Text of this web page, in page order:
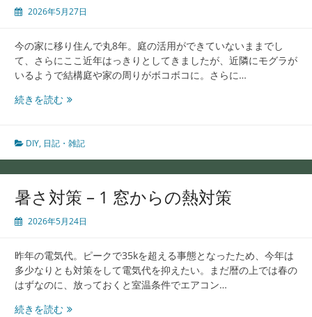
が・・・
2026年5月27日
今の家に移り住んで丸8年。庭の活用ができていないままでし
て、さらにここ近年はっきりとしてきましたが、近隣にモグラが
いるようで結構庭や家の周りがボコボコに。さらに…
続きを読む庭
業
小
屋
（ス
ペ
ー
作
り
た
い、
DIY, 日記・雑記
暑さ対策 – 1 窓からの熱対策
2026年5月24日
昨年の電気代。ピークで35kを超える事態となったため、今年は
多少なりとも対策をして電気代を抑えたい。まだ暦の上では春の
はずなのに、放っておくと室温条件でエアコン…
続きを読む暑